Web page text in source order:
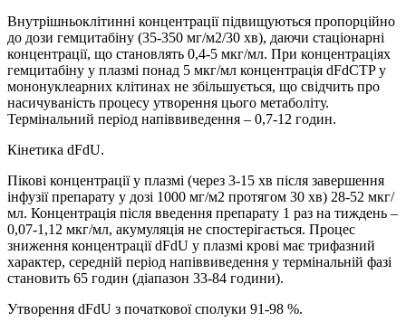
Внутрішньоклітинні концентрації підвищуються пропорційно
до дози гемцитабіну (35-350 мг/м2/30 хв), даючи стаціонарні
концентрації, що становлять 0,4-5 мкг/мл. При концентраціях
гемцитабіну у плазмі понад 5 мкг/мл концентрація dFdCTP у
мононуклеарних клітинах не збільшується, що свідчить про
насичуваність процесу утворення цього метаболіту.
Термінальний період напіввиведення – 0,7-12 годин.
Кінетика dFdU.
Пікові концентрації у плазмі (через 3-15 хв після завершення
інфузії препарату у дозі 1000 мг/м2 протягом 30 хв) 28-52 мкг/
мл. Концентрація після введення препарату 1 раз на тиждень –
0,07-1,12 мкг/мл, акумуляція не спостерігається. Процес
зниження концентрації dFdU у плазмі крові має трифазний
характер, середній період напіввиведення у термінальній фазі
становить 65 годин (діапазон 33-84 години).
Утворення dFdU з початкової сполуки 91-98 %.